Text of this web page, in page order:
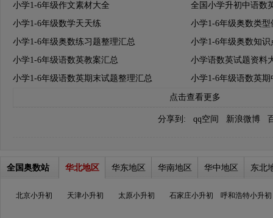
小学1-6年级作文素材大全
全国小学升初中语数
小学1-6年级数学天天练
小学1-6年级奥数类
小学1-6年级奥数练习题整理汇总
小学1-6年级奥数知识
小学1-6年级语数英教案汇总
小学语数英试题资料
小学1-6年级语数英期末试题整理汇总
小学1-6年级语数英
点击查看更多
分享到: qq空间 新浪微博
全国奥数站 华北地区 华东地区 华南地区 华中地区 东北
北京小升初 天津小升初 太原小升初 石家庄小升初 呼和浩特小升初